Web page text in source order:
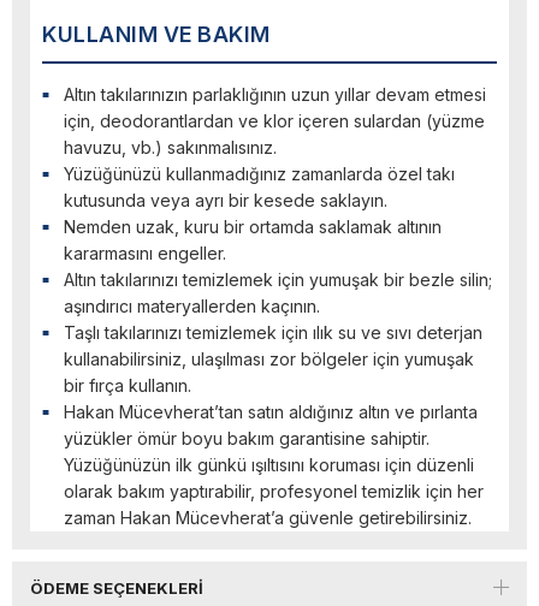
KULLANIM VE BAKIM
Altın takılarınızın parlaklığının uzun yıllar devam etmesi
için, deodorantlardan ve klor içeren sulardan (yüzme
havuzu, vb.) sakınmalısınız.
Yüzüğünüzü kullanmadığınız zamanlarda özel takı
kutusunda veya ayrı bir kesede saklayın.
Nemden uzak, kuru bir ortamda saklamak altının
kararmasını engeller.
Altın takılarınızı temizlemek için yumuşak bir bezle silin;
aşındırıcı materyallerden kaçının.
Taşlı takılarınızı temizlemek için ılık su ve sıvı deterjan
kullanabilirsiniz, ulaşılması zor bölgeler için yumuşak
bir fırça kullanın.
Hakan Mücevherat’tan satın aldığınız altın ve pırlanta
yüzükler ömür boyu bakım garantisine sahiptir.
Yüzüğünüzün ilk günkü ışıltısını koruması için düzenli
olarak bakım yaptırabilir, profesyonel temizlik için her
zaman Hakan Mücevherat’a güvenle getirebilirsiniz.
ÖDEME SEÇENEKLERI